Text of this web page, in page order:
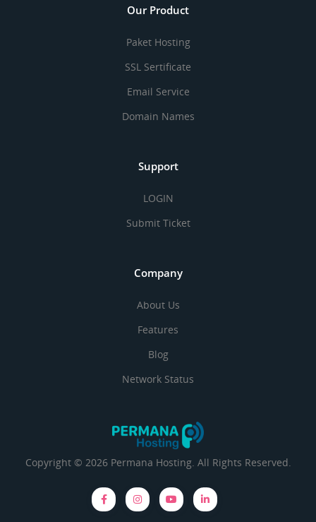
Our Product
Paket Hosting
SSL Sertificate
Email Service
Domain Names
Support
LOGIN
Submit Ticket
Company
About Us
Features
Blog
Network Status
Copyright © 2026 Permana Hosting. All Rights Reserved.